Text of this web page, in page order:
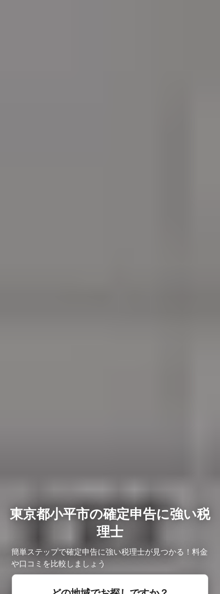
東京都小平市の確定申告に強い税
理士
簡単ステップで確定申告に強い税理士が見つかる！料金
や口コミを比較しましょう